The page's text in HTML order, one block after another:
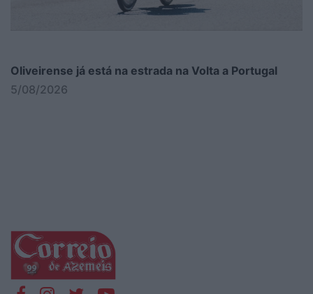
Oliveirense já está na estrada na Volta a Portugal
5/08/2026